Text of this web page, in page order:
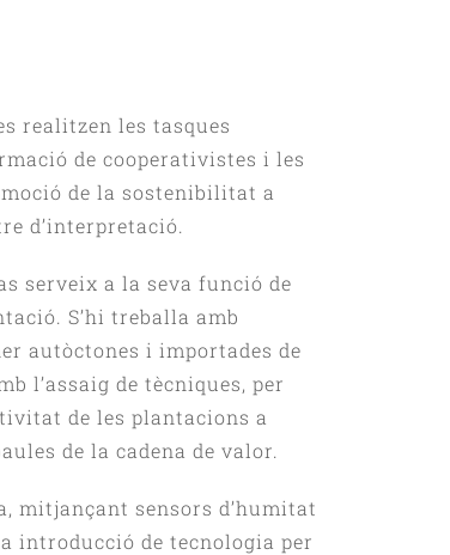
realitzen les tasques
de cooperativistes i les
de la sostenibilitat a
d’interpretació.
serveix a la seva funció de
S’hi treballa amb
autòctones i importades de
l’assaig de tècniques, per
de les plantacions a
de la cadena de valor.
mitjançant sensors d’humitat
introducció de tecnologia per